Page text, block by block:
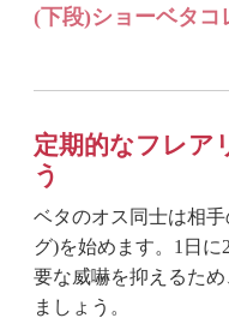
(下段)ショーベタ
定期的なフレア
う
ベタのオス同士は相
グ)を始めます。1日
要な威嚇を抑えるた
ましょう。